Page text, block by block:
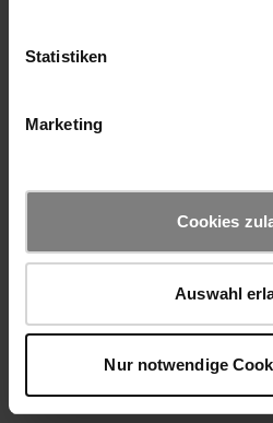
Statistiken
Marketing
Cookies
Auswahl
Nur notwendige